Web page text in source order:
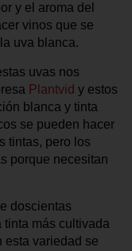
y el aroma del
vinos que se
uva blanca.
uvas nos
Plantvid y estos
blanca y tinta
se pueden hacer
tintas, pero los
porque necesitan
doscientas
más cultivada
esta variedad se